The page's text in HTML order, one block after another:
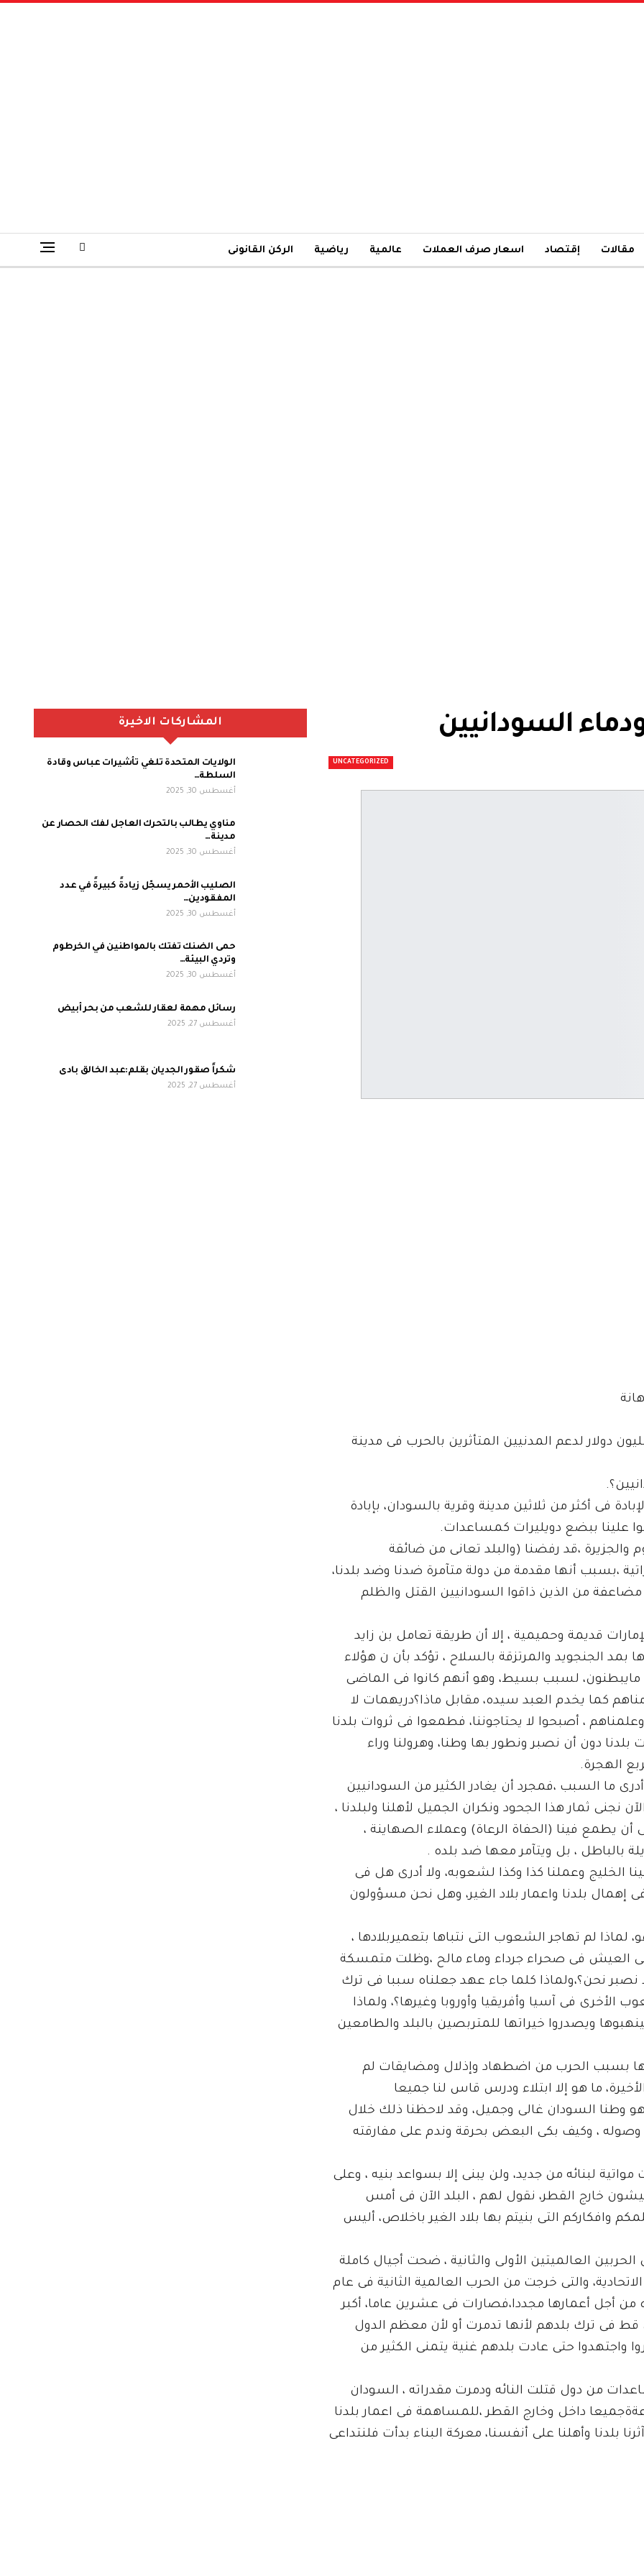
مقالات إقتصاد اسعار صرف العملات عالمية رياضية الركن القانونى
السودانيين
UNCATEGORIZED
الأنباء أن حكومة بن زايد خصصت مبلغ (٣٠)مليون دولار لدعم المدنيين المتأثرين بالحرب فى مدينة
فى أكثر من ثلاثين مدينة وقرية بالسودان، بإبادة
علينا ببضع دويليرات كمساعدات.
والجزيرة ،قد رفضنا (والبلد تعانى من ضائقة
،بسبب أنها مقدمة من دولة متآمرة ضدنا وضد بلدنا،
من الذين ذاقوا السودانيين القتل والظلم
قديمة وحميمية ، إلا أن طريقة تعامل بن زايد
الجنجويد والمرتزقة بالسلاح ، تؤكد بأن ن هؤلاء
لسبب بسيط، وهو أنهم كانوا فى الماضى
كما يخدم العبد سيده، مقابل ماذا؟دريهمات لا
، أصبحوا لا يحتاجوننا، فطمعوا فى ثروات بلدنا
بلدنا دون أن نصبر ونطور بها وطنا، وهرولنا وراء
الهجرة.
أدرى ما السبب ،فمجرد أن يغادر الكثير من السودانيين
ثمار هذا الجحود ونكران الجميل لأهلنا ولبلدنا ،
أن يطمع فينا (الحفاة الرعاة) وعملاء الصهاينة ،
بالباطل ، بل ويتآمر معها ضد بلده .
الخليج وعملنا كذا وكذا لشعوبه، ولا أدرى هل فى
إهمال بلدنا واعمار بلاد الغير، وهل نحن مسؤولون
لم تهاجر الشعوب التى نتباها بتعميربلادها ،
العيش فى صحراء جرداء وماء مالح ،وظلت متمسكة
نصبر نحن؟،ولماذا كلما جاء عهد جعلناه سببا فى ترك
فى آسيا وأفريقيا وأوروبا وغيرها؟، ولماذا
ويصدروا خيراتها للمتربصين بالبلد والطامعين
بسبب الحرب من اضطهاد وإذلال ومضايقات لم
ما هو إلا ابتلاء ودرس قاس لنا جميعا
وطنا السودان غالى وجميل، وقد لاحظنا ذلك خلال
، وكيف بكى البعض بحرقة وندم على مفارقته
لبنائه من جديد، ولن يبنى إلا بسواعد بنيه ، وعلى
خارج القطر، نقول لهم ، البلد الآن فى أمس
وافكاركم التى بنيتم بها بلاد الغير باخلاص، أليس
العالميتين الأولى والثانية ، ضحت أجيال كاملة
والتى خرجت من الحرب العالمية الثانية فى عام
من أجل أعمارها مجددا،فصارات فى عشرين عاما، أكبر
قط فى ترك بلدهم لأنها تدمرت أو لأن معظم الدول
واجتهدوا حتى عادت بلدهم غنية يتمنى الكثير من
من دول قتلت النائه ودمرت مقدراته ، السودان
داخل وخارج القطر ،للمساهمة فى اعمار بلدنا
بلدنا وأهلنا على أنفسنا، معركة البناء بدأت فلنتداعى
المشاركات الاخيرة
الولايات المتحدة تلغي تأشيرات عباس وقادة
السلطة…
أغسطس 30, 2025
مناوي يطالب بالتحرك العاجل لفك الحصار عن
مدينة…
أغسطس 30, 2025
الصليب الأحمر يسجّل زيادةً كبيرةً في عدد
المفقودين…
أغسطس 30, 2025
حمى الضنك تفتك بالمواطنين في الخرطوم
وتردي البيئة…
أغسطس 30, 2025
رسائل مهمة لعقار للشعب من بحر أبيض
أغسطس 27, 2025
شكراً صقور الجديان بقلم:عبد الخالق بادى
أغسطس 27, 2025